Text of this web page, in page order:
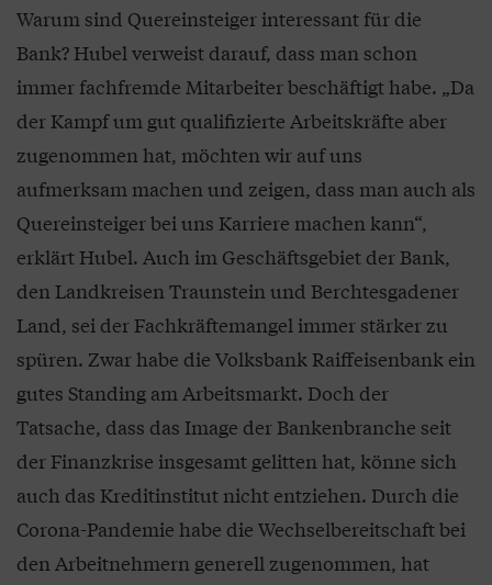
Warum sind Quereinsteiger interessant für die
Bank? Hubel verweist darauf, dass man schon
immer fachfremde Mitarbeiter beschäftigt habe. „Da
der Kampf um gut qualifizierte Arbeitskräfte aber
zugenommen hat, möchten wir auf uns
aufmerksam machen und zeigen, dass man auch als
Quereinsteiger bei uns Karriere machen kann“,
erklärt Hubel. Auch im Geschäftsgebiet der Bank,
den Landkreisen Traunstein und Berchtesgadener
Land, sei der Fachkräftemangel immer stärker zu
spüren. Zwar habe die Volksbank Raiffeisenbank ein
gutes Standing am Arbeitsmarkt. Doch der
Tatsache, dass das Image der Bankenbranche seit
der Finanzkrise insgesamt gelitten hat, könne sich
auch das Kreditinstitut nicht entziehen. Durch die
Corona-Pandemie habe die Wechselbereitschaft bei
den Arbeitnehmern generell zugenommen, hat